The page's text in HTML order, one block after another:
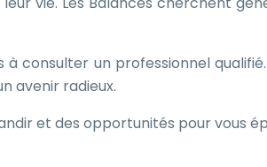
consulter un professionnel
avenir radieux.
et des opportunités pour vous